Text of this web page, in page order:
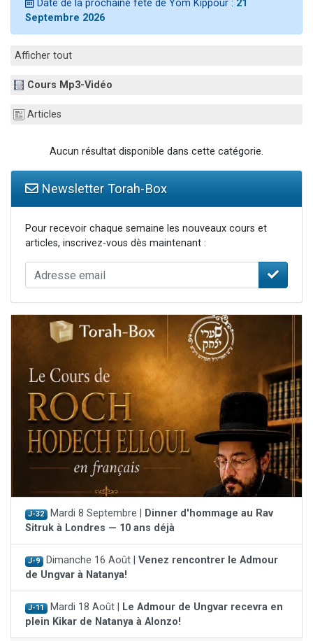
Il reste 49 places pour étudier en groupe sur Zoom
12 nouvelles musiques dans Torah-Box Music
Date de la prochaine fête de Yom Kippour : 21
Septembre 2026
Afficher tout
Cours Mp3-Vidéo
Articles
Aucun résultat disponible dans cette catégorie.
Newsletter Torah-Box
Pour recevoir chaque semaine les nouveaux cours et
articles, inscrivez-vous dès maintenant :
J-32 Mardi 8 Septembre |
Dinner d'hommage au Rav
Sitruk à Londres — 10 ans déjà
J-9 Dimanche 16 Août | Venez rencontrer le Admour
de Ungvar à Natanya!
J-11 Mardi 18 Août |
Le Admour de Ungvar recevra en
plein Kikar de Natanya à Alonzo!